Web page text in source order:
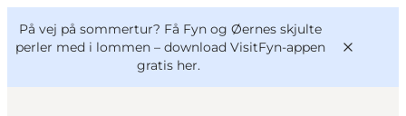
På vej på sommertur? Få Fyn og Øernes skjulte
perler med i lommen – download VisitFyn-appen
gratis her.
VisitFyn
Deutsch